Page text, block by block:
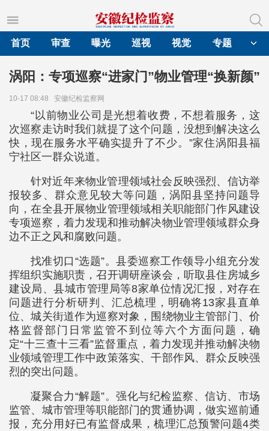
首页
审查 曝光 巡视 视觉 专题
涡阳：专项巡察“进家门”物业管理“换新颜”
10-17 08:48 安徽纪检监察网
“以前物业公司是光想着收费，不想着服务，这
次巡察走访时我们就提了这个问题，没想到解决这么
快，现在服务水平确实提升了不少。”家住涡阳县福
宁社区一群众说道。
针对近年来物业管理领域社会反映强烈、信访举
报较多、群众意见较大等问题，涡阳县坚持问题导
向，在全县开展物业管理领域相关职能部门作风建设
专项巡察，着力发现和推动解决物业管理领域群众身
边不正之风和腐败问题。
找准切口“选题”。县委巡察工作领导小组充分发
挥组织实施职责，召开调研座谈会，听取县住房城乡
建设局、县城市管理局等8家单位情况汇报，对存在
问题进行分析研判、汇总梳理，明确将13家县直单
位、城关街道作为巡察对象，围绕物业主管部门、价
格监督部门日常监管不到位等六个方面问题，确
定“十三查十三看”监督重点，着力发现并推动解决物
业领域管理工作中政策落实、干部作风、群众反映强
烈的突出问题。
凝聚合力“解题”。强化与纪检监察、信访、市场
监管、城市管理等职能部门的贯通协调，做实巡前通
报，充分用好已有监督成果，梳理汇总预警问题4类